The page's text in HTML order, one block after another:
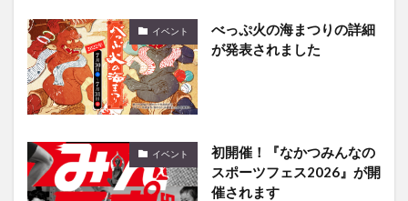
イベント
べっぷ火の海まつりの詳細
が発表されました
イベント
初開催！『なかつみんなの
スポーツフェス2026』が開
催されます